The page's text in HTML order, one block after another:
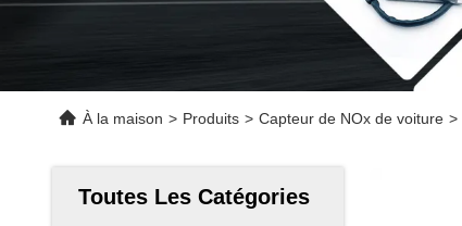
À la maison > Produits > Capteur de NOx de voiture >
Toutes Les Catégories